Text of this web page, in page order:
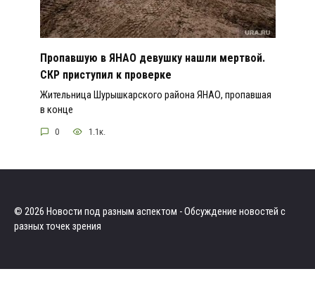
Пропавшую в ЯНАО девушку нашли мертвой.
СКР приступил к проверке
Жительница Шурышкарского района ЯНАО, пропавшая
в конце
0 1.1к.
© 2026 Новости под разным аспектом - Обсуждение новостей с
разных точек зрения